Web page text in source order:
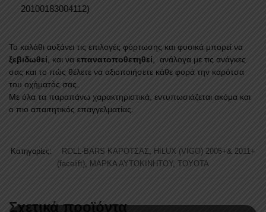
20100183004112)
Το καλάθι αυξάνει τις επιλογές φόρτωσης και φυσικά μπορεί να
ξεβιδωθεί , και να επανατοποθετηθεί , ανάλογα με τις ανάγκες
σας και το πώς θέλετε να αξιοποιήσετε κάθε φορά την καρότσα
του οχήματός σας.
Με όλα τα παραπάνω χαρακτηριστικά, εντυπωσιάζεται ακόμα και
ο πιο απαιτητικός επαγγελματίας.
Κατηγορίες: ROLL-BARS ΚΑΡΟΤΣΑΣ
HILUX (VIGO) 2005+& 2011+
(facelift)
ΜΑΡΚΑ ΑΥΤΟΚΙΝΗΤΟΥ TOYOTA
Σχετικά προϊόντα